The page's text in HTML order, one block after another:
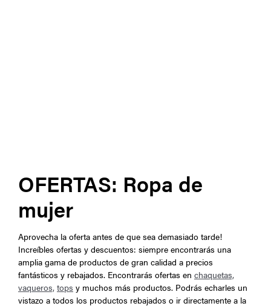
OFERTAS: Ropa de
mujer
Aprovecha la oferta antes de que sea demasiado tarde!
Increíbles ofertas y descuentos: siempre encontrarás una
amplia gama de productos de gran calidad a precios
fantásticos y rebajados. Encontrarás ofertas en chaquetas,
vaqueros, tops y muchos más productos. Podrás echarles un
vistazo a todos los productos rebajados o ir directamente a la